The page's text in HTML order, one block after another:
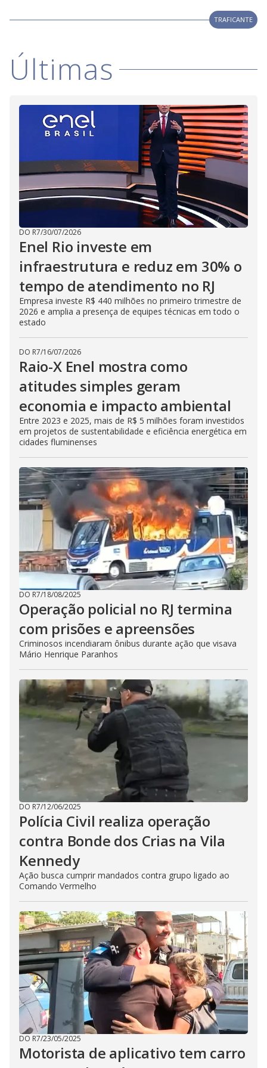
V
o
TRAFICANTE
Últimas
DO R7/30/07/2026
Enel Rio investe em
infraestrutura e reduz em 30% o
tempo de atendimento no RJ
Empresa investe R$ 440 milhões no primeiro trimestre de
2026 e amplia a presença de equipes técnicas em todo o
estado
DO R7/16/07/2026
Raio-X Enel mostra como
atitudes simples geram
economia e impacto ambiental
Entre 2023 e 2025, mais de R$ 5 milhões foram investidos
em projetos de sustentabilidade e eficiência energética em
cidades fluminenses
DO R7/18/08/2025
Operação policial no RJ termina
com prisões e apreensões
Criminosos incendiaram ônibus durante ação que visava
Mário Henrique Paranhos
DO R7/12/06/2025
Polícia Civil realiza operação
contra Bonde dos Crias na Vila
Kennedy
Ação busca cumprir mandados contra grupo ligado ao
Comando Vermelho
DO R7/23/05/2025
Motorista de aplicativo tem carro